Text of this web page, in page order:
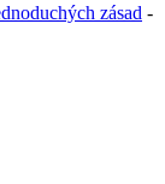
zásad -